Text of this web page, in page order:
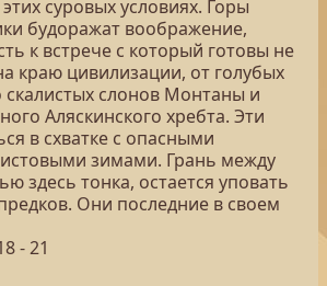
суровых условиях. Горы
будоражат воображение,
к встрече с который готовы не
краю цивилизации, от голубых
скалистых слонов Монтаны и
Аляскинского хребта. Эти
в схватке с опасными
зимами. Грань между
здесь тонка, остается уповать
Они последние в своем
- 21